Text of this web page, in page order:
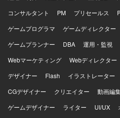
は、その後の大規模案件でのキ
DirectoryやMicrosoft Entra ID な
や認証連携技術を扱う環境です。
コンサルタント
PM プリセールス
ゲームプログラマ
ゲームディレクター
ゲームプランナー
DBA 運用・監視
Webマーケティング
Webディレクター
デザイナー
Flash イラストレーター
CGデザイナー
クリエイター 動画編
ゲームデザイナー
ライター UI/UX